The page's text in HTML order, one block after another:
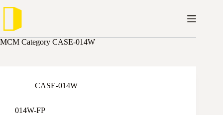
跳
主
要
MCM Category CASE-014W
CASE-014W
014W-FP